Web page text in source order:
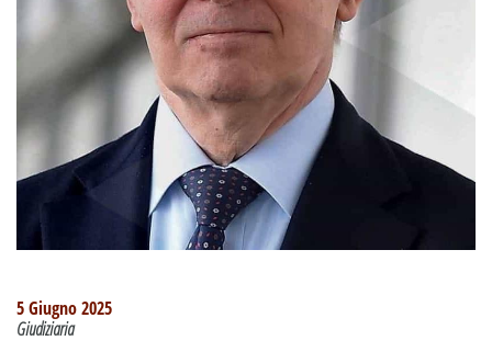
5 Giugno 2025
Giudiziaria